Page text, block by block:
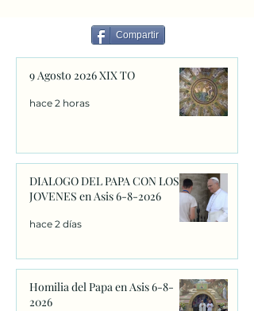
Compartir
9 Agosto 2026 XIX TO
hace 2 horas
DIALOGO DEL PAPA CON LOS
JOVENES en Asis 6-8-2026
hace 2 días
Homilia del Papa en Asis 6-8-
2026